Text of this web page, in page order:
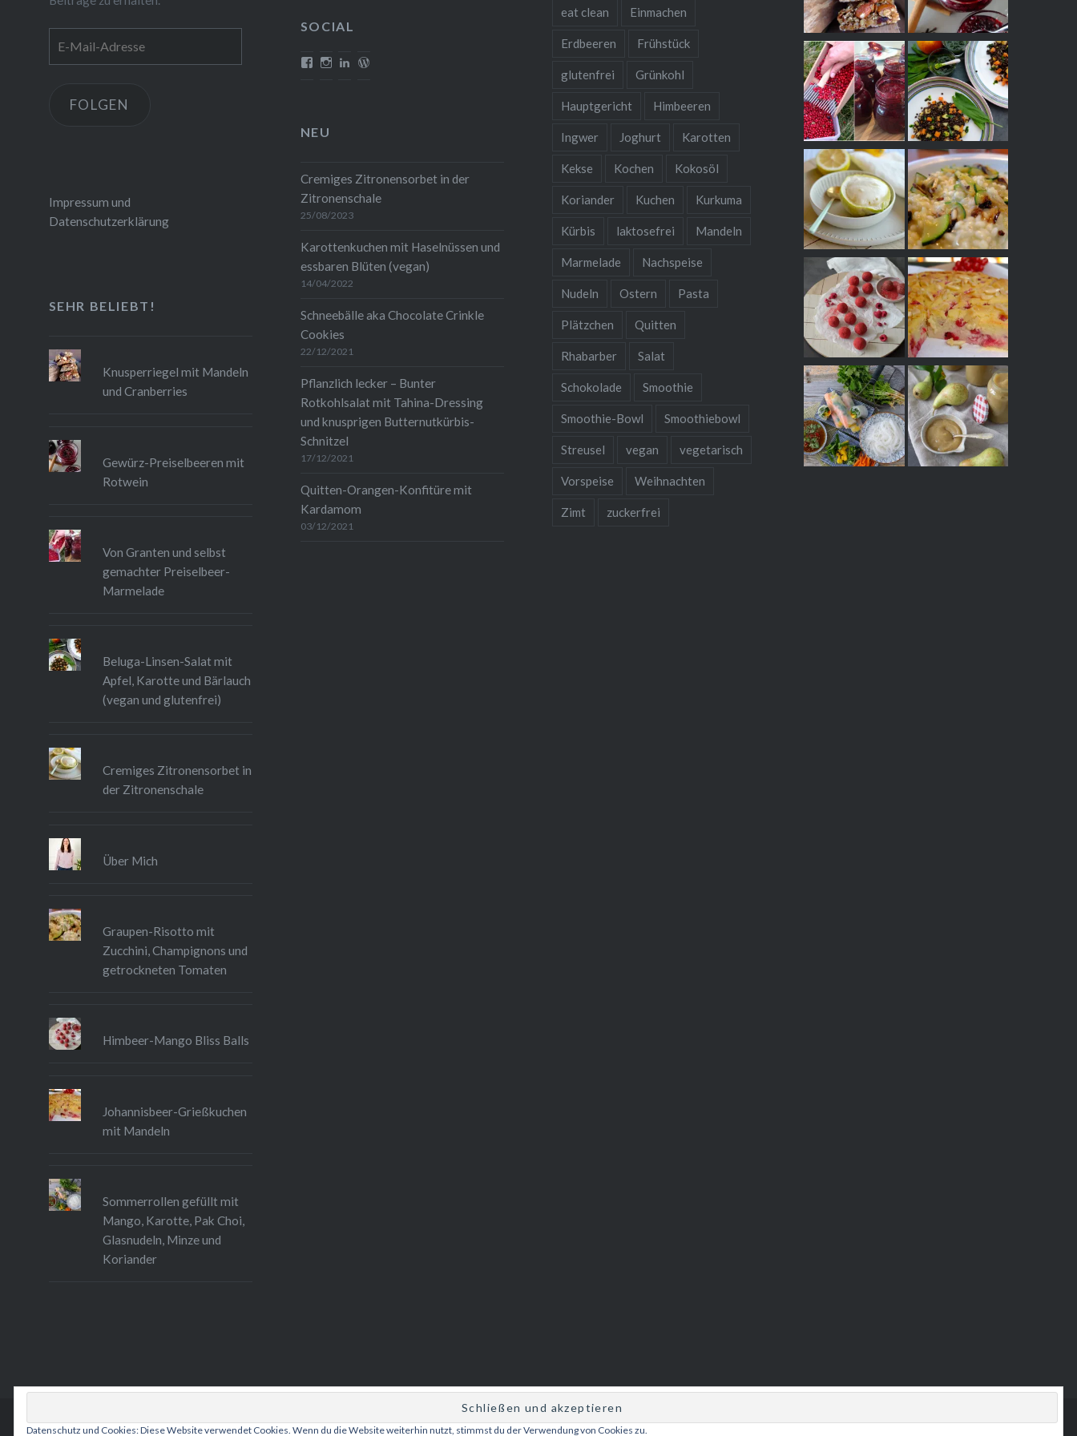
Mail-
FOLGEN
eat clean Einmachen
Erdbeeren Frühstück
glutenfrei Grünkohl
Hauptgericht Himbeeren
Ingwer Joghurt Karotten
Kekse Kochen Kokosöl
Koriander Kuchen Kurkuma
Kürbis laktosefrei Mandeln
Marmelade Nachspeise
Nudeln Ostern Pasta
Plätzchen Quitten
Rhabarber Salat
Schokolade Smoothie
Smoothie-Bowl Smoothiebowl
Streusel vegan vegetarisch
Vorspeise Weihnachten
Zimt zuckerfrei
SOCIAL
Profil
anzeigen
ProfilProfilProfil
NEU
Cremiges Zitronensorbet in der
Zitronenschale
25/08/2023
Karottenkuchen mit Haselnüssen und
essbaren Blüten (vegan)
14/04/2022
Schneebälle aka Chocolate Crinkle
Cookies
22/12/2021
Pflanzlich lecker – Bunter
Rotkohlsalat mit Tahina-Dressing
und knusprigen Butternutkürbis-
Schnitzel
17/12/2021
Quitten-Orangen-Konfitüre mit
Kardamom
03/12/2021
Impressum und
Datenschutzerklärung
SEHR BELIEBT!
Knusperriegel mit Mandeln
und Cranberries
Gewürz-Preiselbeeren mit
Rotwein
Von Granten und selbst
gemachter Preiselbeer-
Marmelade
Beluga-Linsen-Salat mit
Apfel, Karotte und Bärlauch
(vegan und glutenfrei)
Cremiges Zitronensorbet in
der Zitronenschale
Über Mich
Graupen-Risotto mit
Zucchini, Champignons und
getrockneten Tomaten
Himbeer-Mango Bliss Balls
Johannisbeer-Grießkuchen
mit Mandeln
Sommerrollen gefüllt mit
Mango, Karotte, Pak Choi,
Glasnudeln, Minze und
Koriander
Betrieben von WordPress|Theme: Dyad 2 vonWordPress.com
Datenschutz und Cookies: Diese Website verwendet Cookies. Wenn du die Website weiterhin nutzt, stimmst du der Verwendung von Cookies zu.